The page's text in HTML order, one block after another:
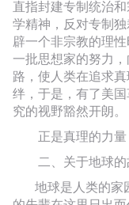
直指封建专制统治
学精神，反对专制
辟一个非宗教的理
一批思想家的努力
路，使人类在追求
绊，于是，有了美
究的视野豁然开朗。
正是真理的力量
二、关于地球的
地球是人类的家